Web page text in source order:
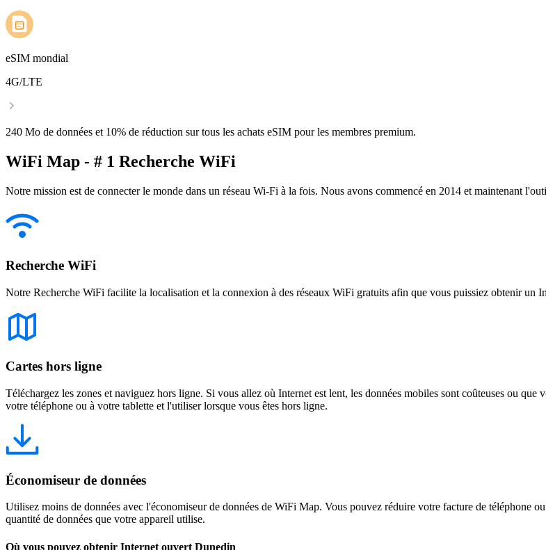
eSIM mondial
4G/LTE
240 Mo de données et 10% de réduction sur tous les achats eSIM pour les membres premium.
WiFi Map - # 1 Recherche WiFi
Notre mission est de connecter le monde dans un réseau Wi-Fi à la fois. Nous avons commencé en 2014 et maintenant
Recherche WiFi
Notre Recherche WiFi facilite la localisation et la connexion à des réseaux WiFi gratuits afin que vous puissiez obtenir un
Cartes hors ligne
Téléchargez les zones et naviguez hors ligne. Si vous allez où Internet est lent, les données mobiles sont coûteuses ou
votre téléphone ou à votre tablette et l'utiliser lorsque vous êtes hors ligne.
Économiseur de données
Utilisez moins de données avec l'économiseur de données de WiFi Map. Vous pouvez réduire votre facture de téléphone
quantité de données que votre appareil utilise.
Où vous pouvez obtenir Internet ouvert Dunedin